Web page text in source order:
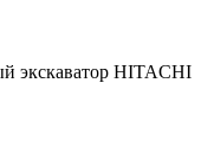
экскаватор HITACHI